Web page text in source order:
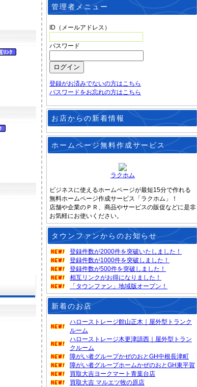
管理者メニュー
ID（メールアドレス）
パスワード
登録がお済みでないの方はこちら
パスワードをお忘れの方はこちら
お店からの新着情報
ホームページ無料作成サービス
ラクホム
ビジネスに使えるホームページが最短15分で作れる
無料ホームページ作成サービス「ラクホム」！
店舗や企業のＰＲ、商品やサービスの販促などに是非
お気軽にお使いください。
タウンファンからのお知らせ
登録件数が2000件を突破いたしました！
登録件数が1000件を突破しました！
登録件数が500件を突破しました！
相互リンクがお得になりました！
「タウンファン」地域版オープン！
新着のお店
ハローストレージ館山正木｜屋外型トランク
ルーム
ハローストレージ木更津請西｜屋外型トラン
クルーム
障がい者グループかぜのおとGH中根長津町
障がい者グループホームかぜのおとGH東平賀
買取大吉ヨークマート青葉台店
買取大吉 マルエツ牧の原店